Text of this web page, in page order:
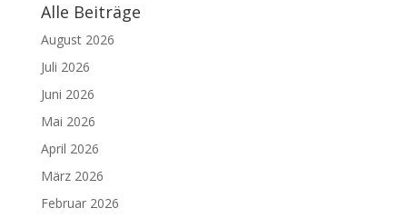
Alle Beiträge
August 2026
Juli 2026
Juni 2026
Mai 2026
April 2026
März 2026
Februar 2026